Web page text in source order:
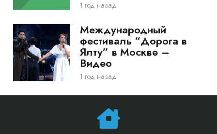
1 год назад
Международный
фестиваль “Дорога в
Ялту” в Москве –
Видео
1 год назад